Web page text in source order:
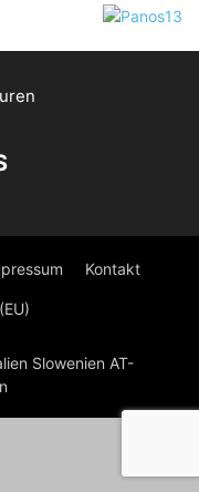
Kontakt
Slowenien AT-